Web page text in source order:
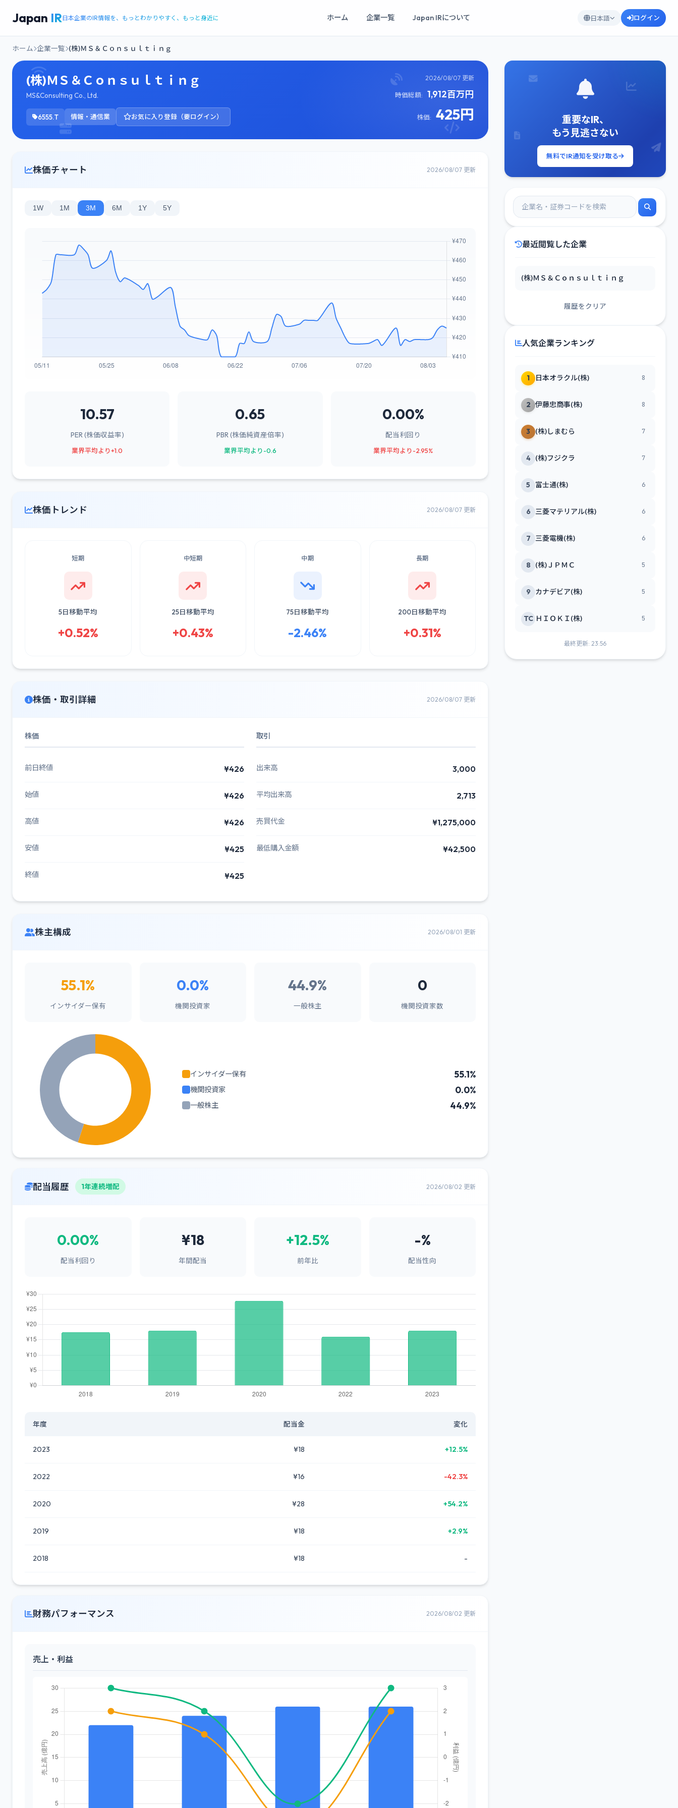
Japan IR日本企業のIR情報を、もっとわかりやすく、もっと身近に ホーム 企業一覧 Japan IRについて 日本語 ログイン
ホーム 企業一覧 (株)ＭＳ＆Ｃｏｎｓｕｌｔｉｎｇ
(株)ＭＳ＆Ｃｏｎｓｕｌｔｉｎｇ
MS&Consulting Co., Ltd.
6555.T 情報・通信業 お気に入り登録（要ログイン）
2026/08/07 更新
時価総額: 1,912百万円
株価: 425円
株価チャート 2026/08/07 更新
1W 1M 3M 6M 1Y 5Y
10.57
PER (株価収益率)
業界平均より+1.0
0.65
PBR (株価純資産倍率)
業界平均より-0.6
0.00%
配当利回り
業界平均より-2.95%
株価トレンド 2026/08/07 更新
短期
5日移動平均
+0.52%
中短期
25日移動平均
+0.43%
中期
75日移動平均
-2.46%
長期
200日移動平均
+0.31%
株価・取引詳細 2026/08/07 更新
株価
前日終値 ¥426
始値 ¥426
高値 ¥426
安値 ¥425
終値 ¥425
取引
出来高 3,000
平均出来高 2,713
売買代金 ¥1,275,000
最低購入金額 ¥42,500
株主構成 2026/08/01 更新
55.1%
インサイダー保有
0.0%
機関投資家
44.9%
一般株主
0
機関投資家数
インサイダー保有 55.1%
機関投資家 0.0%
一般株主 44.9%
配当履歴 1年連続増配 2026/08/02 更新
0.00%
配当利回り
¥18
年間配当
+12.5%
前年比
-%
配当性向
年度 配当金 変化
2023 ¥18 +12.5%
2022 ¥16 -42.3%
2020 ¥28 +54.2%
2019 ¥18 +2.9%
2018 ¥18 -
財務パフォーマンス 2026/08/02 更新
売上・利益
重要なIR、
もう見逃さない
無料でIR通知を受け取る
最近閲覧した企業
(株)ＭＳ＆Ｃｏｎｓｕｌｔｉｎｇ
履歴をクリア
人気企業ランキング
1 日本オラクル(株) 8
2 伊藤忠商事(株) 8
3 (株)しまむら 7
4 (株)フジクラ 7
5 富士通(株) 6
6 三菱マテリアル(株) 6
7 三菱電機(株) 6
8 (株)ＪＰＭＣ 5
9 カナデビア(株) 5
TC ＨＩＯＫＩ(株) 5
最終更新: 23:56